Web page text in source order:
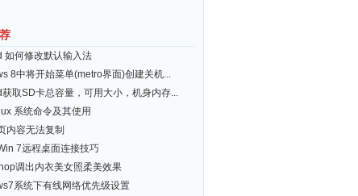
如何修改默认输入法
8中将开始菜单(metro界面)创建关机...
取SD卡总容量，可用大小，机身内存...
系统命令及其使用
内容无法复制
7远程桌面连接技巧
调出内衣美女照柔美效果
系统下有线网络优先级设置